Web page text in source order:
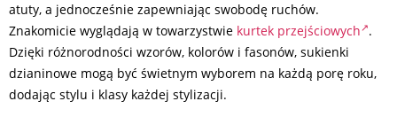
atuty, a jednocześnie zapewniając swobodę ruchów.
Znakomicie wyglądają w towarzystwie kurtek przejściowych .
Dzięki różnorodności wzorów, kolorów i fasonów, sukienki
dzianinowe mogą być świetnym wyborem na każdą porę roku,
dodając stylu i klasy każdej stylizacji.